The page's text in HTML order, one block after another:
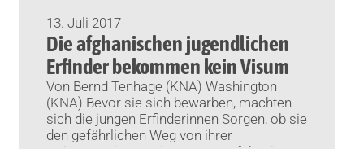
13. Juli 2017
Die afghanischen jugendlichen
Erfinder bekommen kein Visum
Von Bernd Tenhage (KNA) Washington
(KNA) Bevor sie sich bewarben, machten
sich die jungen Erfinderinnen Sorgen, ob sie
den gefährlichen Weg von ihrer